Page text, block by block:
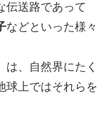
伝送路であって
などといった様々
」は、自然界にたく
球上ではそれらを